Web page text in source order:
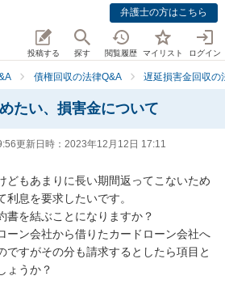
弁護士の方はこちら
投稿する 探す 閲覧履歴 マイリスト ログイン
債権回収の法律Q&A 遅延損害金回収の
たい、損害金について
更新日時： 2023年12月12日 17:11
どもあまりに長い期間返ってこないため
息を要求したいです。
を結ぶことになりますか？
ン会社から借りたカードローン会社へ
ですがその分も請求するとしたら項目と
ょうか？